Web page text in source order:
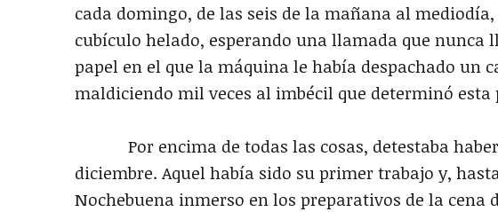
cada domingo, de las seis de la mañana al
cubículo helado, esperando una llamada que nunca
papel en el que la máquina le había despachado un
maldiciendo mil veces al imbécil que determinó esta
Por encima de todas las cosas, detestaba haber
diciembre. Aquel había sido su primer trabajo y,
Nochebuena inmerso en los preparativos de la